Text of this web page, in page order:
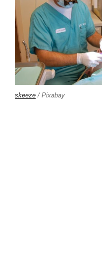
skeeze / Pixabay